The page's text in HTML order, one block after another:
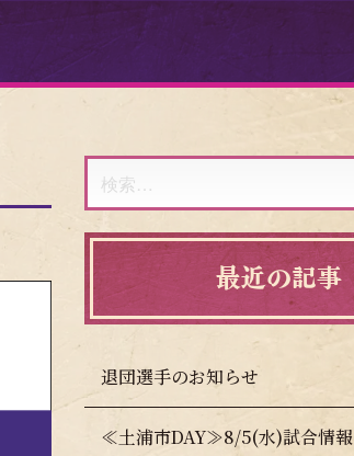
索:
最近の記事
退団選手のお知らせ
≪土浦市DAY≫8/5(水)試合情報